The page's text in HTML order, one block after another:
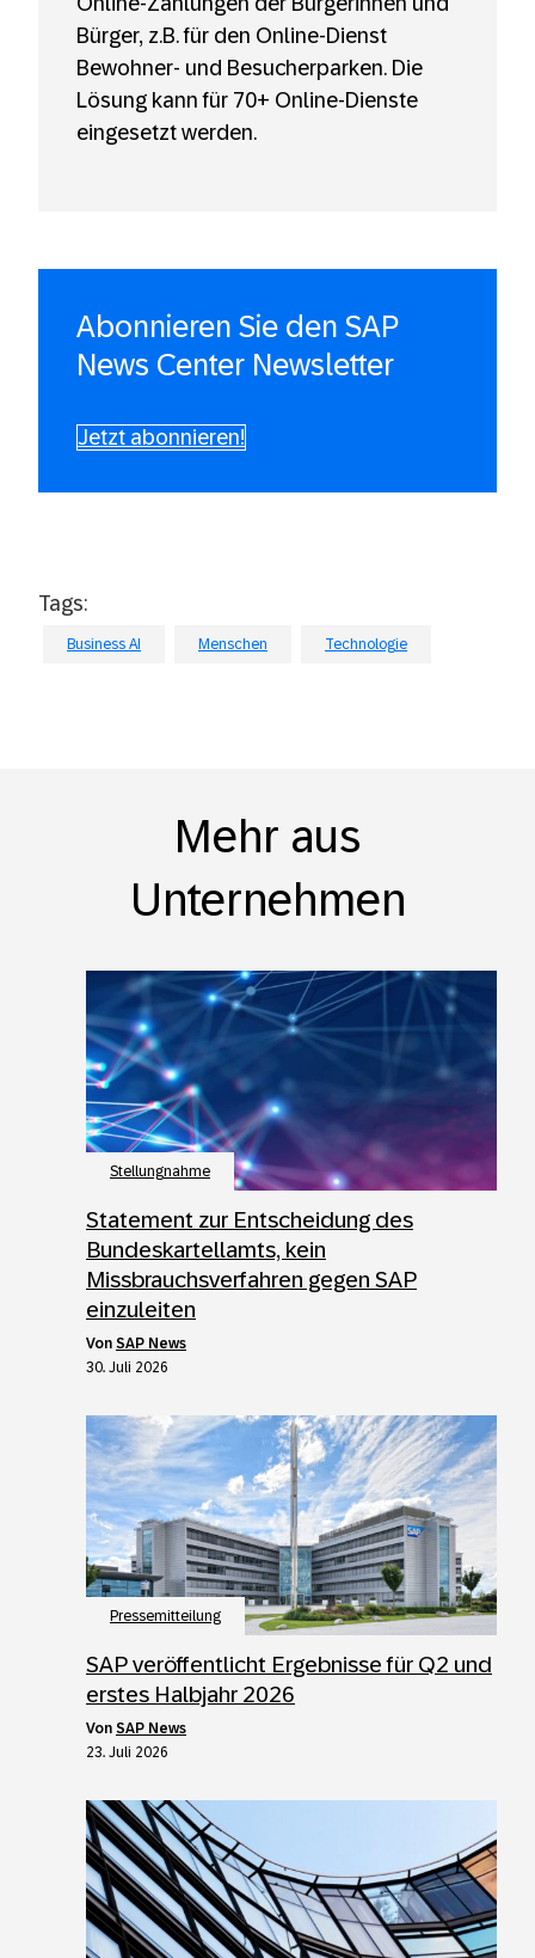
Bürger, z.B. für den Online-Dienst
Bewohner- und Besucherparken. Die
Lösung kann für 70+ Online-Dienste
eingesetzt werden.
Abonnieren Sie den SAP
News Center Newsletter
Jetzt abonnieren!
Tags:
Business AI Menschen Technologie
Mehr aus
Unternehmen
Stellungnahme
Statement zur Entscheidung des
Bundeskartellamts, kein
Missbrauchsverfahren gegen SAP
einzuleiten
von SAP News
30. Juli 2026
Pressemitteilung
SAP veröffentlicht Ergebnisse für Q2 und
erstes Halbjahr 2026
von SAP News
23. Juli 2026